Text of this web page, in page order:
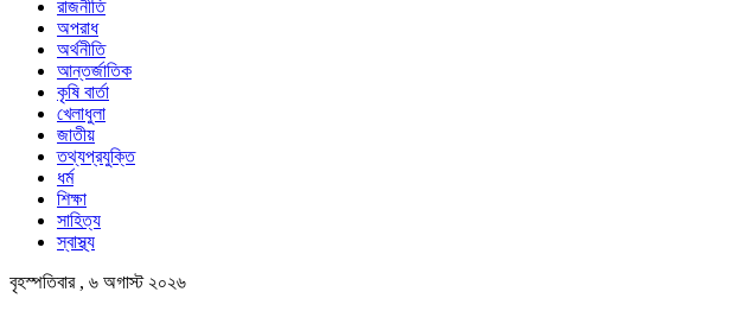
রাজনীতি
অপরাধ
অর্থনীতি
আন্তর্জাতিক
কৃষি বার্তা
খেলাধুলা
জাতীয়
তথ্যপ্রযুক্তি
ধর্ম
শিক্ষা
সাহিত্য
স্বাস্থ্য
বৃহস্পতিবার , ৬ অগাস্ট ২০২৬